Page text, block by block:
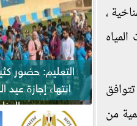
،
من
التعليم: حضور
انتهاء إجازة